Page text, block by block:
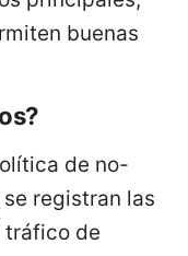
buenas
de no-
registran las
tráfico de